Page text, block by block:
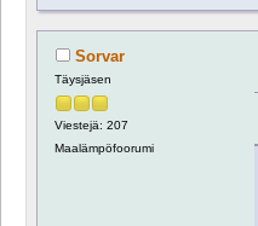
Sorvar
Täysjäsen
Viestejä: 207
Maalämpöfoorumi